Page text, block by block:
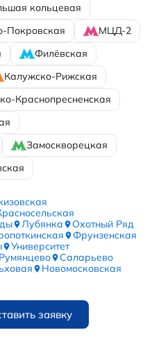
кольцевая
Покровская
МЦД-2
Филёвская
Калужско-Рижская
Краснопресненская
Замоскворецкая
Лубянка
Охотный Ряд
Фрунзенская
Университет
Румянцево
Саларьево
Новомосковская
заявку